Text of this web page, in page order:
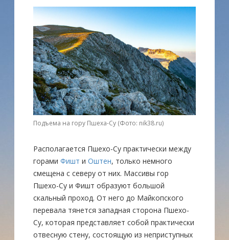
Подъема на гору Пшеха-Су (Фото: nik38.ru)
Располагается Пшехо-Су практически между
горамиФишт иОштен, только немного
смещена с северу от них. Массивы гор
Пшехо-Су и Фишт образуют большой
скальный проход. От него до Майкопского
перевала тянется западная сторона Пшехо-
Су, которая представляет собой практически
отвесную стену, состоящую из неприступных